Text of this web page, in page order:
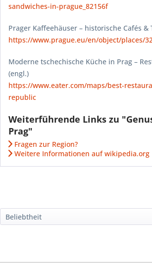
sandwiches-in-prague_82156f
Prager Kaffeehäuser – historische Cafés &
https://www.prague.eu/en/object/places/
Moderne tschechische Küche in Prag –
(engl.)
https://www.eater.com/maps/best-
republic
Weiterführende Links zu
Prag"
Fragen zur Region?
Weitere Informationen auf wikipedia.org